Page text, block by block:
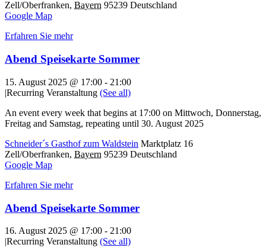
Zell/Oberfranken, Bayern 95239 Deutschland
Google Map
Erfahren Sie mehr
Abend Speisekarte Sommer
15. August 2025 @ 17:00 - 21:00
|Recurring Veranstaltung (See all)
An event every week that begins at 17:00 on Mittwoch, Donnerstag,
Freitag and Samstag, repeating until 30. August 2025
Schneider´s Gasthof zum Waldstein Marktplatz 16
Zell/Oberfranken, Bayern 95239 Deutschland
Google Map
Erfahren Sie mehr
Abend Speisekarte Sommer
16. August 2025 @ 17:00 - 21:00
|Recurring Veranstaltung (See all)